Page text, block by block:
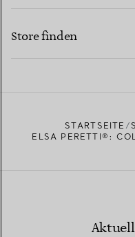
Store finden
STARTSEITE
ELSA PERETTI®: